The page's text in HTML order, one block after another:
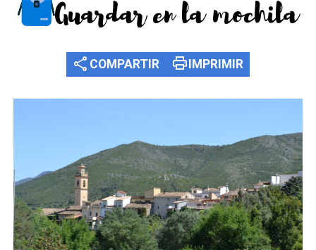
Guardar en la mochila
share COMPARTIR print IMPRIMIR